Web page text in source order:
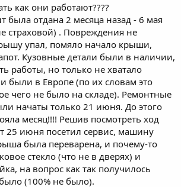
как они работают????
отдана 2 месяца назад - 6 мая
страховой) . Повреждения не
упал, помяло начало крыши,
Кузовные детали были в наличии,
работы, но только не хватало
были в Европе (по их словам это
чего не было на складе). Ремонтные
начаты только 21 июня. До этого
месяц!!!! Решив посмотреть ход
25 июня посетил сервис, машину
была переварена, и почему-то
стекло (что не в дверях) и
на вопрос как так получилось
(100% не было).